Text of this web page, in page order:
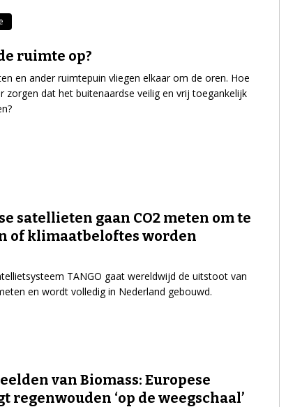
ruimte op?
en ander ruimtepuin vliegen elkaar om de oren. Hoe
zorgen dat het buitenaardse veilig en vrij toegankelijk
satellieten gaan CO2 meten om te
of klimaatbeloftes worden
TANGO gaat wereldwijd de uitstoot van
en wordt volledig in Nederland gebouwd.
van Biomass: Europese
regenwouden ‘op de weegschaal’